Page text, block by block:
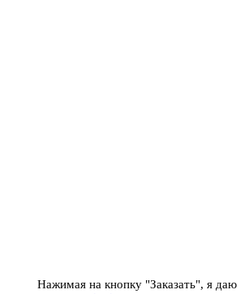
Нажимая на кнопку "Заказать", я даю